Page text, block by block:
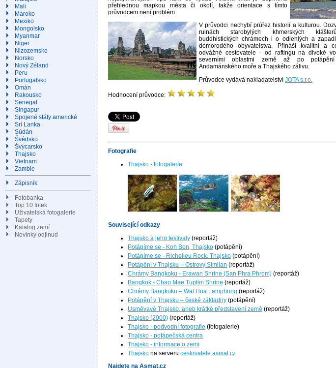
Mali
Maroko
Mexiko
Mongolsko
Myanmar
Niger
Nizozemsko
Norsko
Nový Zéland
Peru
Portugalsko
Omán
Rakousko
Senegal
Singapur
Spojené státy americké
Srí Lanka
Súdán
Švédsko
Švýcarsko
Thajsko
Vietnam
Zambie
Zápisník
Fotobanka
Top 10 fotek
Uživatelská fotogalerie
Tapety
Katalog zemí
Novinky odjinud
přehlednou mapkou města či okolí, takže orientace s tímto
průvodcem není problém.
V průvodci nechybí průřez historií a kulturou.
ruinách starobylých khmerských
buddhistických chrámech i o odlehlých a
domorodého obyvatelstva. Přináší kvalitní a
odvážné cestovatele - od raftingu na divoké
severními oblastmi země až po
Andamánského moře a Thajského zálivu.
Průvodce vydává nakladatelství JOTA s.r.o.
Hodnocení průvodce:
Fotografie
Thajsko - fotogalerie
Související odkazy
Thajsko a jeho festivaly (reportáž)
Potápíme se - Koh Bon, Thajsko (potápění)
Potápíme se - Richelieu Rock, Thajsko (potápění)
Potápění v Thajsku – Ostrovy Similan (reportáž)
Chrámy Bangkoku - Erawan Shrine (San Phra Phrom) (reportáž)
Bangkok - Chao Mae Tuptim Shrine (reportáž)
Chrámy Bangkoku – Wat Hua Lamphong (reportáž)
Potápění v Thajsku – české základny (potápění)
Usměvavé Thajsko, aneb krátké představení země (reportáž)
Thajsko (2000) (reportáž)
Thajsko - podvodní fotografie (fotogalerie)
Thajsko - potápečská centra
Thajsko - informace o zemi
Thajsko na serveru cestovatele.asmat.cz
Najdete na Asmat.cz